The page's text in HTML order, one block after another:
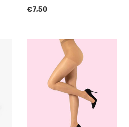
artikel te verzinnen, maar
€7,50